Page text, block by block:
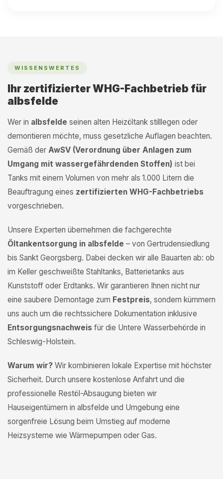
WISSENSWERTES
Ihr zertifizierter WHG-Fachbetrieb für
albsfelde
Wer in albsfelde seinen alten Heizöltank stilllegen oder
demontieren möchte, muss gesetzliche Auflagen beachten.
Gemäß der AwSV (Verordnung über Anlagen zum
Umgang mit wassergefährdenden Stoffen) ist bei
Tanks mit einem Volumen von mehr als 1.000 Litern die
Beauftragung eines zertifizierten WHG-Fachbetriebs
vorgeschrieben.
Unsere Experten übernehmen die fachgerechte
Öltankentsorgung in albsfelde – von Gertrudensiedlung
bis Sankt Georgsberg. Dabei decken wir alle Bauarten ab: ob
im Keller geschweißte Stahltanks, Batterietanks aus
Kunststoff oder Erdtanks. Wir garantieren Ihnen nicht nur
eine saubere Demontage zum Festpreis, sondern kümmern
uns auch um die rechtssichere Dokumentation inklusive
Entsorgungsnachweis für die Untere Wasserbehörde in
Schleswig-Holstein.
Warum wir? Wir kombinieren lokale Expertise mit höchster
Sicherheit. Durch unsere kostenlose Anfahrt und die
professionelle Restöl-Absaugung bieten wir
Hauseigentümern in albsfelde und Umgebung eine
sorgenfreie Lösung beim Umstieg auf moderne
Heizsysteme wie Wärmepumpen oder Gas.